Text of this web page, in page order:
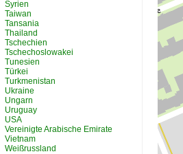
Syrien
Taiwan
Tansania
Thailand
Tschechien
Tschechoslowakei
Tunesien
Türkei
Turkmenistan
Ukraine
Ungarn
Uruguay
USA
Vereinigte Arabische Emirate
Vietnam
Weißrussland